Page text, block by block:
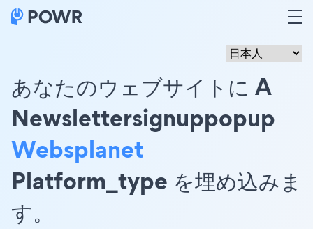
あなたのウェブサイトに A
Newslettersignuppopup
Websplanet
Platform_type を埋め込みま
す。